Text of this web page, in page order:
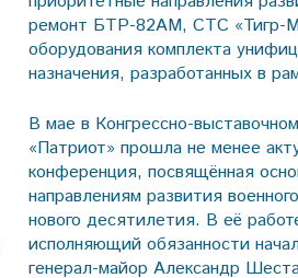
ремонт БТР-82АМ, СТС «Тигр-
оборудования комплекта
назначения, разработанных в
В мае в Конгрессно-
«Патриот» прошла не менее
конференция, посвящённая
направлениям развития
нового десятилетия. В её
исполняющий обязанности
генерал-майор Александр